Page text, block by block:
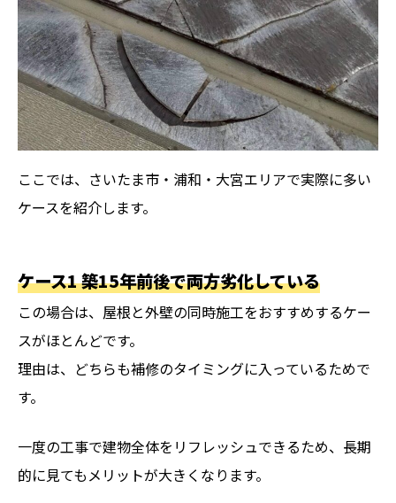
ここでは、さいたま市・浦和・大宮エリアで実際に多い
ケースを紹介します。
ケース1 築15年前後で両方劣化している
この場合は、屋根と外壁の同時施工をおすすめするケー
スがほとんどです。
理由は、どちらも補修のタイミングに入っているためで
す。
一度の工事で建物全体をリフレッシュできるため、長期
的に見てもメリットが大きくなります。